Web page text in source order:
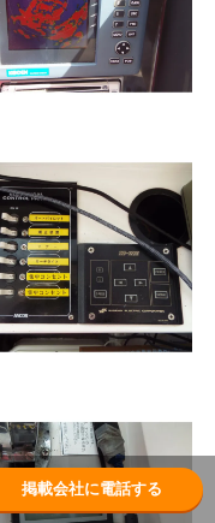
掲載会社に電話する